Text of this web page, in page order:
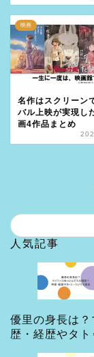
映画
名作はスクリーン
バル上映が実現し
画4作品まとめ
人気記事
優里の身長は
歴・経歴やタ